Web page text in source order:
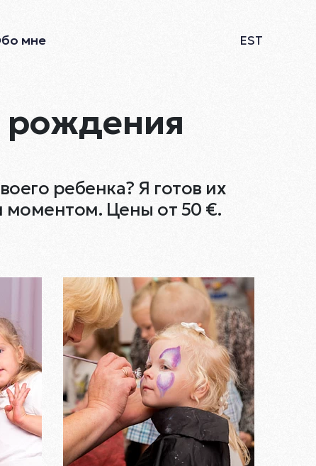
мне EST
рождения
ребенка? Я готов их
моментом. Цены от 50 €.